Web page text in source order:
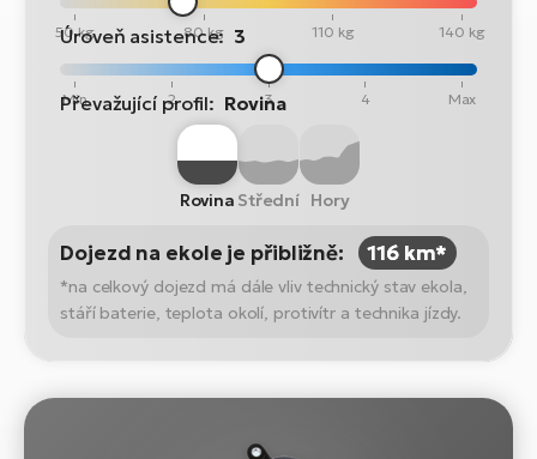
50 kg 80 kg 110 kg 140 kg
Úroveň asistence: 3
Min 2 3 4 Max
Převažující profil: Rovina
Rovina Střední Hory
Dojezd na ekole je přibližně: 116 km*
*na celkový dojezd má dále vliv technický stav ekola,
stáří baterie, teplota okolí, protivítr a technika jízdy.